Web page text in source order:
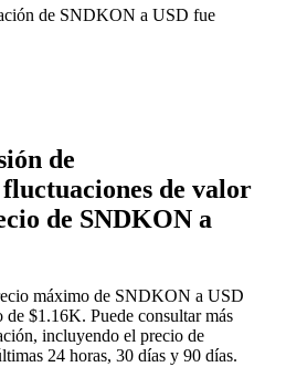
de SNDKON a USD fue
de
de valor
de SNDKON a
máximo de SNDKON a USD
$1.16K. Puede consultar más
incluyendo el precio de
24 horas, 30 días y 90 días.